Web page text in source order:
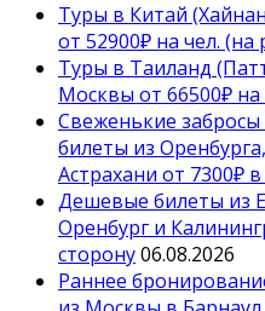
Туры в Китай
от 52900₽ на чел. (на
Туры в Таиланд
Москвы от 66500₽ на
Свеженькие
билеты из
Астрахани от 7300₽
Дешевые билеты из
Оренбург и
сторону06.08.2026
Раннее